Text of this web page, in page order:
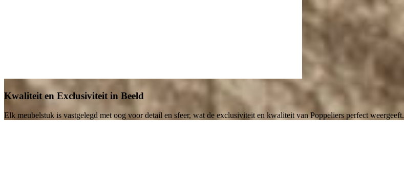
Kwaliteit en Exclusiviteit in Beeld
Elk meubelstuk is vastgelegd met oog voor detail en sfeer, wat de exclusiviteit en kwaliteit van Poppeliers perfect weergeeft.